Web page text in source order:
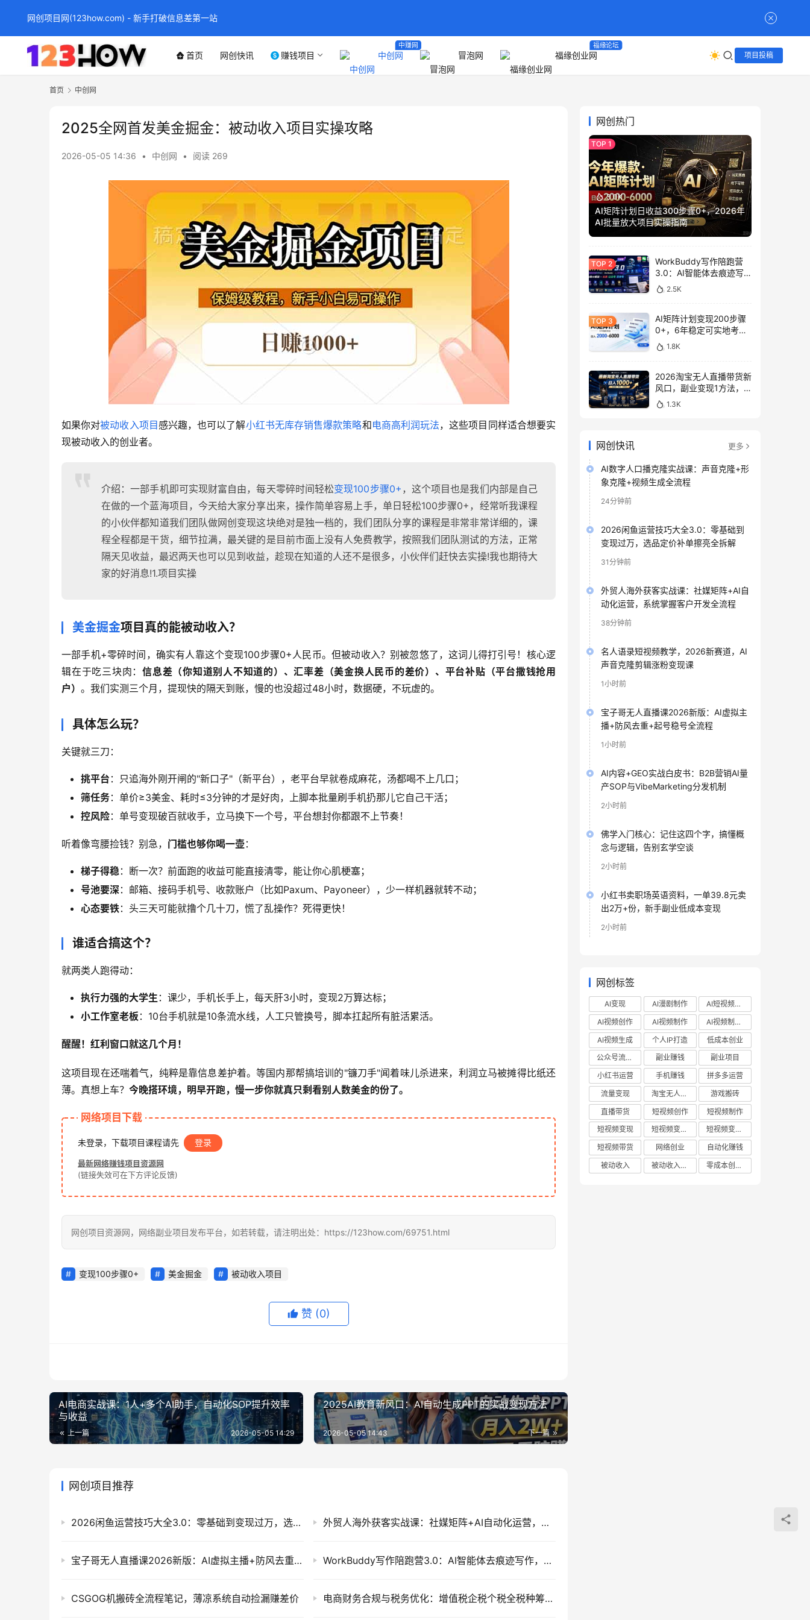
首页 网创快讯 赚钱项目 中创网
中赚网
冒泡网 福缘创业网
福缘论坛
项目投稿
首页 中创网
2025全网首发美金掘金：被动收入项目实操攻略
2026-05-05 14:36 • 中创网 • 阅读 269
如果你对被动收入项目感兴趣，也可以了解小红书无库存销售爆款策略和电商高利润玩法，这些项目同样适合想要实
现被动收入的创业者。
介绍：一部手机即可实现财富自由，每天零碎时间轻松变现100步骤0+ ，这个项目也是我们内部是自己
在做的一个蓝海项目，今天给大家分享出来，操作简单容易上手，单日轻松100步骤0+，经常听我课程
的小伙伴都知道我们团队做网创变现这块绝对是独一档的，我们团队分享的课程是非常非常详细的，课
程全程都是干货，细节拉满，最关键的是目前市面上没有人免费教学，按照我们团队测试的方法，正常
隔天见收益，最迟两天也可以见到收益，趁现在知道的人还不是很多，小伙伴们赶快去实操!我也期待大
家的好消息!1.项目实操
美金掘金项目真的能被动收入？
一部手机+零碎时间，确实有人靠这个变现100步骤0+人民币。但被动收入？别被忽悠了，这词儿得打引号！核心逻
辑在于吃三块肉： 信息差（你知道别人不知道的）、汇率差（美金换人民币的差价）、平台补贴（平台撒钱抢用
户） 。我们实测三个月，提现快的隔天到账，慢的也没超过48小时，数据硬，不玩虚的。
具体怎么玩？
关键就三刀：
挑平台 ：只追海外刚开闸的"新口子"（新平台），老平台早就卷成麻花，汤都喝不上几口；
筛任务：单价≥3美金、耗时≤3分钟的才是好肉，上脚本批量刷手机扔那儿它自己干活；
控风险：单号变现破百就收手，立马换下一个号，平台想封你都跟不上节奏！
听着像弯腰捡钱？别急， 门槛也够你喝一壶：
梯子得稳：断一次？前面跑的收益可能直接清零，能让你心肌梗塞；
号池要深：邮箱、接码手机号、收款账户（比如Paxum、Payoneer），少一样机器就转不动；
心态要铁：头三天可能就撸个几十刀，慌了乱操作？死得更快！
谁适合搞这个？
就两类人跑得动：
执行力强的大学生 ：课少，手机长手上，每天肝3小时，变现2万算达标；
小工作室老板 ：10台手机就是10条流水线，人工只管换号，脚本扛起所有脏活累活。
醒醒！红利窗口就这几个月！
这项目现在还喘着气，纯粹是靠信息差护着。等国内那帮搞培训的"镰刀手"闻着味儿杀进来，利润立马被摊得比纸还
薄。真想上车？ 今晚搭环境，明早开跑，慢一步你就真只剩看别人数美金的份了。
网络项目下载
未登录，下载项目课程请先 登录
最新网络赚钱项目资源网
(链接失效可在下方评论反馈)
网创项目资源网，网络副业项目发布平台，如若转载，请注明出处：https://123how.com/69751.html
变现100步骤0+ 美金掘金 被动收入项目
赞 (0)
AI电商实战课：1人+多个AI助手，自动化SOP提升效率
与收益
上一篇 2026-05-05 14:29
2025AI教育新风口：AI自动生成PPT的实战变现方法
下一篇
2026-05-05 14:43
网创项目推荐
2026闲鱼运营技巧大全3.0：零基础到变现过万，选品定价补单擦亮全拆解 外贸人海外获客实战课：社媒矩阵+AI自动化运营，系统掌握客户开发全流程
宝子哥无人直播课2026新版：AI虚拟主播+防风去重+起号稳号全流程 WorkBuddy写作陪跑营3.0：AI智能体去痕迹写作，头条公众号百家号变现
CSGOG机搬砖全流程笔记，薄凉系统自动捡漏赚差价 电商财务合规与税务优化：增值税企税个税全税种筹划方案落地
网创热门
3.0K
AI矩阵计划日收益300步骤0+，2026年
AI批量放大项目实操指南
WorkBuddy写作陪跑营
3.0：AI智能体去痕迹写
作，头条公众号百家号变
现
2.5K
AI矩阵计划变现200步骤
0+，6年稳定可实地考
察，批量放大实操指南
1.8K
2026淘宝无人直播带货新
风口，副业变现1方法，
无违规稳定可长期操作
1.3K
网创快讯 更多
AI数字人口播克隆实战课：声音克隆+形
象克隆+视频生成全流程
24分钟前
2026闲鱼运营技巧大全3.0：零基础到
变现过万，选品定价补单擦亮全拆解
31分钟前
外贸人海外获客实战课：社媒矩阵+AI自
动化运营，系统掌握客户开发全流程
38分钟前
名人语录短视频教学，2026新赛道，AI
声音克隆剪辑涨粉变现课
1小时前
宝子哥无人直播课2026新版：AI虚拟主
播+防风去重+起号稳号全流程
1小时前
AI内容+GEO实战白皮书：B2B营销AI量
产SOP与VibeMarketing分发机制
2小时前
佛学入门核心：记住这四个字，搞懂概
念与逻辑，告别玄学空谈
2小时前
小红书卖职场英语资料，一单39.8元卖
出2万+份，新手副业低成本变现
2小时前
网创标签
AI变现 AI漫剧制作
AI短视频制作
AI视频创作
AI视频制作
AI视频制作教程
AI视频生成
个人IP打造
低成本创业
公众号流量主
副业赚钱
副业项目
小红书运营
手机赚钱
拼多多运营
流量变现
淘宝无人直播
游戏搬砖
直播带货
短视频创作
短视频制作
短视频变现
短视频变现技巧
短视频变现方法
短视频带货
网络创业
自动化赚钱
被动收入
被动收入项目 零成本创业项目
网创项目网(123how.com) - 新手打破信息差第一站